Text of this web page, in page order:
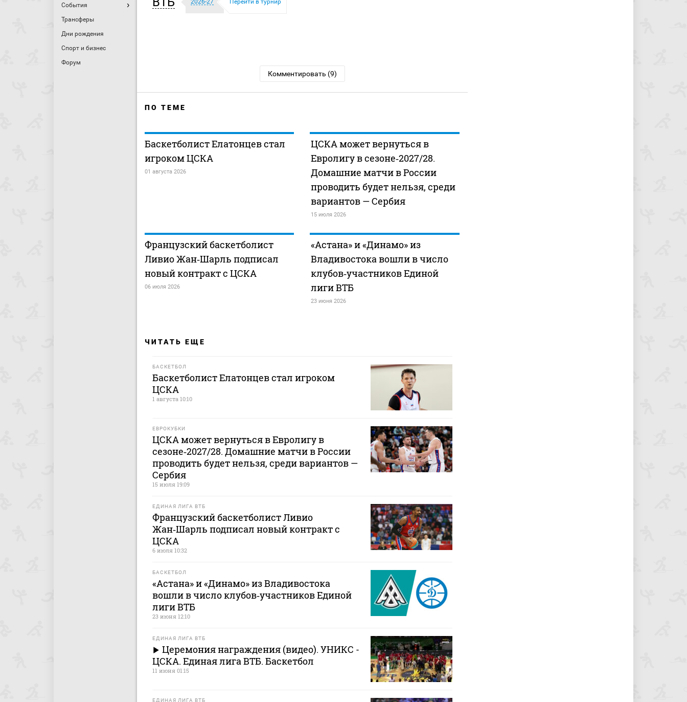
События
Трансферы
Дни рождения
Спорт и бизнес
Форум
2026-27 Перейти в турнир
Комментировать (9)
ПО ТЕМЕ
Баскетболист Елатонцев стал
игроком ЦСКА
01 августа 2026
ЦСКА может вернуться в
Евролигу в сезоне‑2027/28.
Домашние матчи в России
проводить будет нельзя, среди
вариантов — Сербия
15 июля 2026
Французский баскетболист
Ливио Жан‑Шарль подписал
новый контракт с ЦСКА
06 июля 2026
«Астана» и «Динамо» из
Владивостока вошли в число
клубов‑участников Единой
лиги ВТБ
23 июня 2026
ЧИТАТЬ ЕЩЕ
БАСКЕТБОЛ
Баскетболист Елатонцев стал игроком
ЦСКА
1 августа 10:10
ЕВРОКУБКИ
ЦСКА может вернуться в Евролигу в
сезоне‑2027/28. Домашние матчи в России
проводить будет нельзя, среди вариантов —
Сербия
15 июля 19:09
ЕДИНАЯ ЛИГА ВТБ
Французский баскетболист Ливио
Жан‑Шарль подписал новый контракт с
ЦСКА
6 июля 10:32
БАСКЕТБОЛ
«Астана» и «Динамо» из Владивостока
вошли в число клубов‑участников Единой
лиги ВТБ
23 июня 12:10
ЕДИНАЯ ЛИГА ВТБ
Церемония награждения (видео). УНИКС -
ЦСКА. Единая лига ВТБ. Баскетбол
11 июня 01:15
ЕДИНАЯ ЛИГА ВТБ